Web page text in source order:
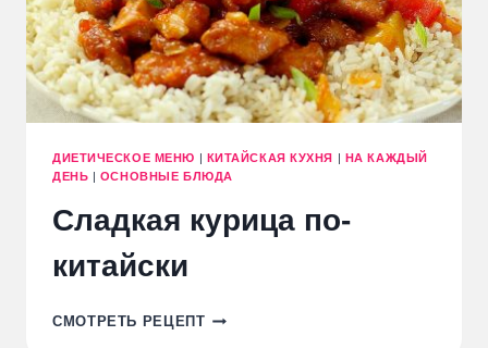
ДИЕТИЧЕСКОЕ МЕНЮ | КИТАЙСКАЯ КУХНЯ | НА КАЖДЫЙ
ДЕНЬ | ОСНОВНЫЕ БЛЮДА
Сладкая курица по-
китайски
СМОТРЕТЬ РЕЦЕПТСЛАДКАЯ